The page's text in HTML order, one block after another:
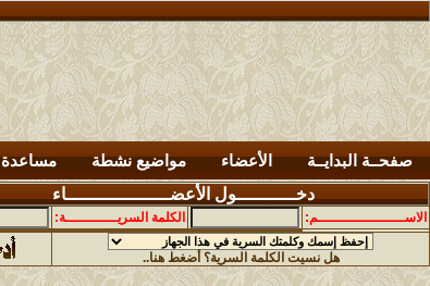
صفحــة البدايــة الأعضاء مواضيع نشطة مساعدة
دخـــــــــــول الأعضـــــــــــــــــــاء
الاســــــــــــــــــــم: الكلمة السريــــــــــــة:
هل نسيت الكلمة السرية؟ أضغط هنا..